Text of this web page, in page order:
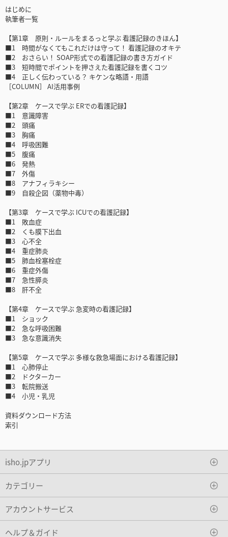
はじめに
執筆者一覧
【第1章 原則・ルールをまるっと学ぶ 看護記録のきほん】
■1 時間がなくてもこれだけは守って！ 看護記録のオキテ
■2 おさらい！ SOAP形式での看護記録の書き方ガイド
■3 短時間でポイントを押さえた看護記録を書くコツ
■4 正しく伝わっている？ キケンな略語・用語
［COLUMN］ AI活用事例
【第2章 ケースで学ぶ ERでの看護記録】
■1 意識障害
■2 頭痛
■3 胸痛
■4 呼吸困難
■5 腹痛
■6 発熱
■7 外傷
■8 アナフィラキシー
■9 自殺企図（薬物中毒）
【第3章 ケースで学ぶ ICUでの看護記録】
■1 敗血症
■2 くも膜下出血
■3 心不全
■4 重症肺炎
■5 肺血栓塞栓症
■6 重症外傷
■7 急性膵炎
■8 肝不全
【第4章 ケースで学ぶ 急変時の看護記録】
■1 ショック
■2 急な呼吸困難
■3 急な意識消失
【第5章 ケースで学ぶ 多様な救急場面における看護記録】
■1 心肺停止
■2 ドクターカー
■3 転院搬送
■4 小児・乳児
資料ダウンロード方法
索引
isho.jpアプリ
カテゴリー
アカウントサービス
ヘルプ＆ガイド